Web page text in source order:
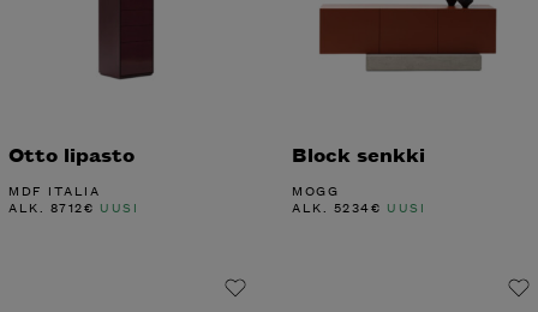
Otto lipasto
MDF ITALIA
ALK. 8712€ UUSI
Block senkki
MOGG
ALK. 5234€ UUSI